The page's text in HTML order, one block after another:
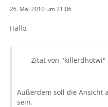
26. Mai 2010 um 21:06
Hallo,
Zitat von "killerdhotwi"
Außerdem soll die Ansicht
sein.